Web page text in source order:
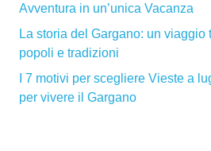
Avventura in un’unica Vacanza
La storia del Gargano: un viaggio
popoli e tradizioni
I 7 motivi per scegliere Vieste a
per vivere il Gargano